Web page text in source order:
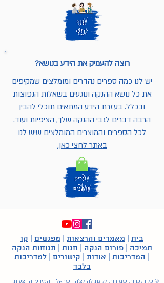
רוצה להעמיק את הידע בנושא?
יש לנו כמה ספרים נהדרים ומומלצים שמקיפים
את כל נושא ההנקה ונוגעים בשאלות הנפוצות
ובכלל. בעזרת הידע המתאים תוכלי להבין
הרבה דברים לגבי ההנקה שלך, הציפיות ועוד.
לכל הספרים והמוצרים המומלצים שיש לנו
באתר לחצי כאן.
בית מאמרים והרצאות מפגשים
קו
תמיכה
פורום הנקה חנות
תנוחות הנקה
המדריכות אודות קישורים
למדריכות
בלבד
© כל הזכויות שמורות לליגת לה לצ'ה ישראל | המידע וההצעות